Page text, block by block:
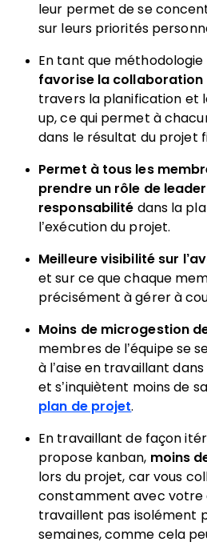
leur permet de se
sur leurs priorités
En tant que méthodologie
favorise la collaboration
travers la planification et
up, ce qui permet à
dans le résultat du projet
Permet à tous les
prendre un rôle de
responsabilité dans la
l’exécution du projet.
Meilleure visibilité sur
et sur ce que chaque
précisément à gérer à
Moins de microgestion
membres de l’équipe se
à l’aise en travaillant
et s’inquiètent moins de
plan de projet.
En travaillant de façon
propose kanban, moins
lors du projet, car vous
constamment avec votre
travaillent pas isolément
semaines, comme cela